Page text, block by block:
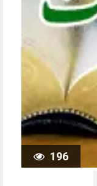
196